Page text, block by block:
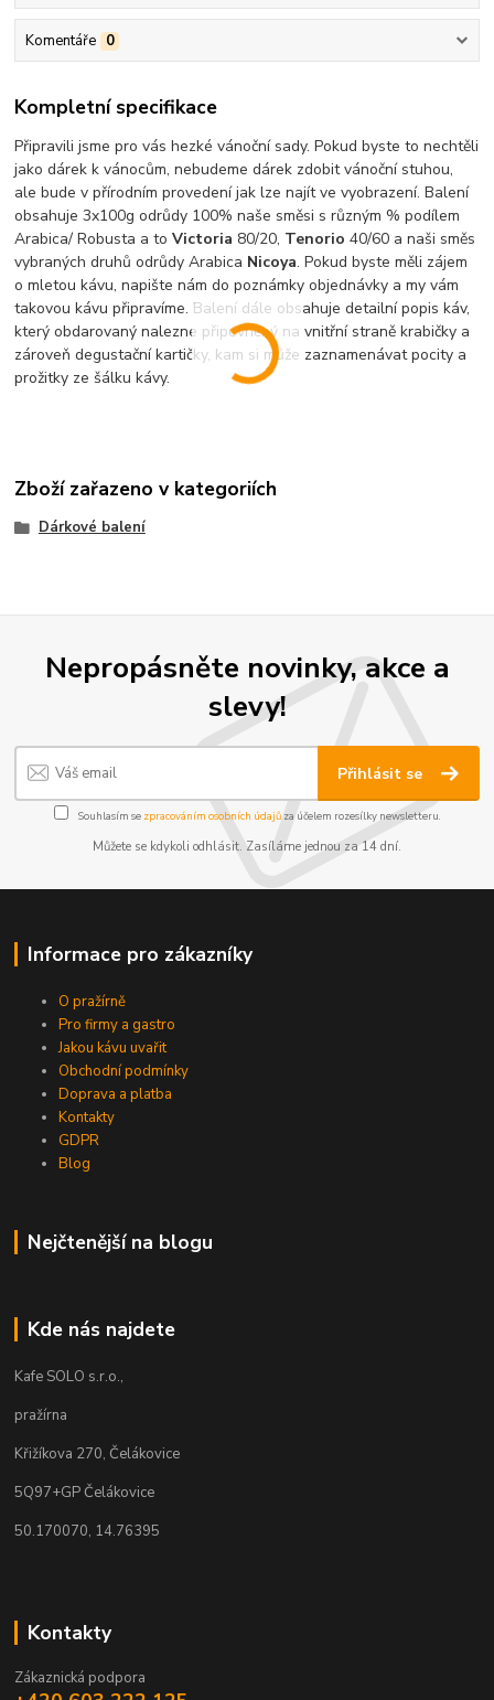
Komentáře 0
Kompletní specifikace
Připravili jsme pro vás hezké vánoční sady. Pokud byste to nechtěli
jako dárek k vánocům, nebudeme dárek zdobit vánoční stuhou,
ale bude v přírodním provedení jak lze najít ve vyobrazení. Balení
obsahuje 3x100g odrůdy 100% naše směsi s různým % podílem
Arabica/ Robusta a to Victoria 80/20, Tenorio 40/60 a naši směs
vybraných druhů odrůdy Arabica Nicoya. Pokud byste měli zájem
o mletou kávu, napište nám do poznámky objednávky a my vám
takovou kávu připravíme. Balení dále obsahuje detailní popis káv,
který obdarovaný nalezne připevněný na vnitřní straně krabičky a
zároveň degustační kartičky, kam si může zaznamenávat pocity a
prožitky ze šálku kávy.
Zboží zařazeno v kategoriích
Dárkové balení
Nepropásněte novinky, akce a
slevy!
Přihlásit se
Souhlasím se zpracováním osobních údajůza účelem rozesílky newsletteru.
Můžete se kdykoli odhlásit. Zasíláme jednou za 14 dní.
Informace pro zákazníky
O pražírně
Pro firmy a gastro
Jakou kávu uvařit
Obchodní podmínky
Doprava a platba
Kontakty
GDPR
Blog
Nejčtenější na blogu
Kde nás najdete
Kafe SOLO s.r.o.,
pražírna
Křižíkova 270, Čelákovice
5Q97+GP Čelákovice
50.170070, 14.76395
Kontakty
Zákaznická podpora